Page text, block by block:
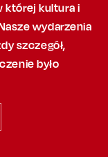
której kultura i
wydarzenia
szczegół,
było